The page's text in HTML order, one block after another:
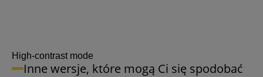
High-contrast mode
Inne wersje, które mogą Ci się spodobać